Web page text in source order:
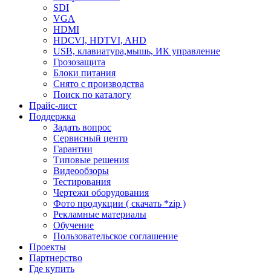
SDI
VGA
HDMI
HDCVI, HDTVI, AHD
USB, клавиатура,мышь, ИК управление
Грозозащита
Блоки питания
Снято с производства
Поиск по каталогу
Прайс-лист
Поддержка
Задать вопрос
Сервисный центр
Гарантии
Типовые решения
Видеообзоры
Тестирования
Чертежи оборудования
Фото продукции ( скачать *zip )
Рекламные материалы
Обучение
Пользовательское соглашение
Проекты
Партнерство
Где купить